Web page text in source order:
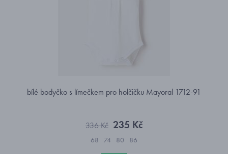
bílé bodyčko s límečkem pro holčičku Mayoral 1712-91
336 Kč 235 Kč
68 74 80 86